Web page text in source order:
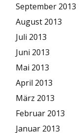
September 2013
August 2013
Juli 2013
Juni 2013
Mai 2013
April 2013
März 2013
Februar 2013
Januar 2013